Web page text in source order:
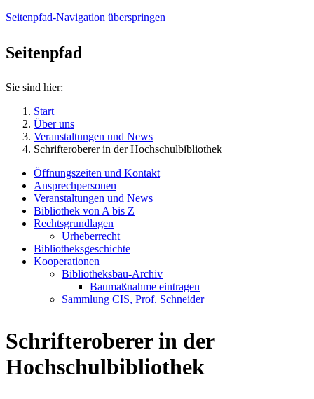
Seitenpfad-Navigation überspringen
Seitenpfad
Sie sind hier:
Start
Über uns
Veranstaltungen und News
Schrifteroberer in der Hochschulbibliothek
Öffnungszeiten und Kontakt
Ansprechpersonen
Veranstaltungen und News
Bibliothek von A bis Z
Rechtsgrundlagen
Urheberrecht
Bibliotheksgeschichte
Kooperationen
Bibliotheksbau-Archiv
Baumaßnahme eintragen
Sammlung CIS, Prof. Schneider
Schrifteroberer in der
Hochschulbibliothek